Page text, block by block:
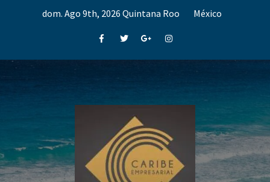
dom. Ago 9th, 2026 Quintana Roo México
FacebookTwitterGoogle+Instagram